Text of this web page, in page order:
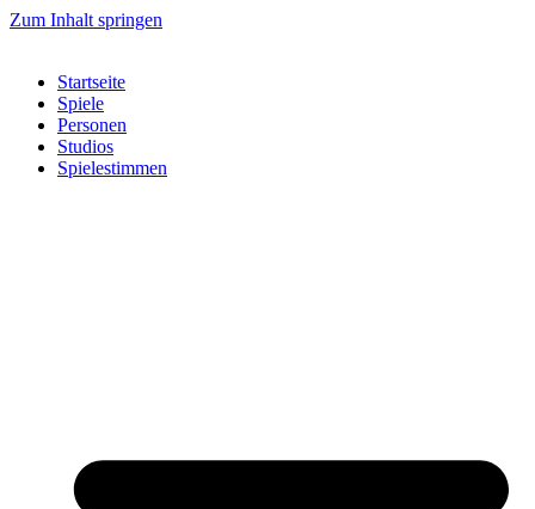
Zum Inhalt springen
Startseite
Spiele
Personen
Studios
Spielestimmen